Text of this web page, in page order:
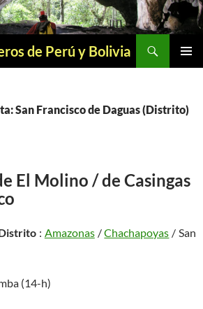
de Perú y Bolivia
San Francisco de Daguas (Distrito)
El Molino / de Casingas
: Amazonas/Chachapoyas / San
(14-h)